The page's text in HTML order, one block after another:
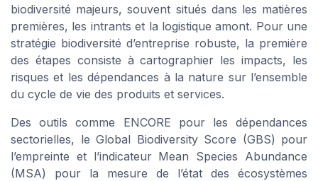
biodiversité majeurs, souvent situés dans les matières
premières, les intrants et la logistique amont. Pour une
stratégie biodiversité d’entreprise robuste, la première
des étapes consiste à cartographier les impacts, les
risques et les dépendances à la nature sur l’ensemble
du cycle de vie des produits et services.
Des outils comme ENCORE pour les dépendances
sectorielles, le Global Biodiversity Score (GBS) pour
l’empreinte et l’indicateur Mean Species Abundance
(MSA) pour la mesure de l’état des écosystèmes